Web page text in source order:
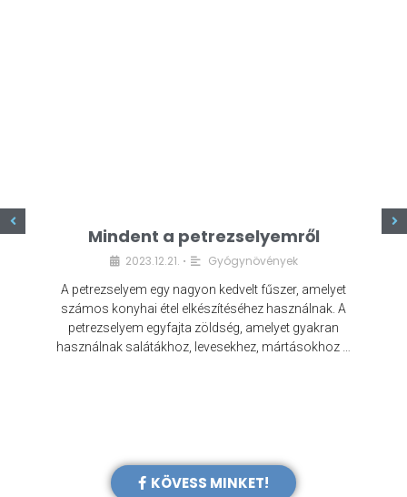
Mindent a petrezselyemről
2023.12.21. • Gyógynövények
A petrezselyem egy nagyon kedvelt fűszer, amelyet
számos konyhai étel elkészítéséhez használnak. A
petrezselyem egyfajta zöldség, amelyet gyakran
használnak salátákhoz, levesekhez, mártásokhoz …
KÖVESS MINKET!